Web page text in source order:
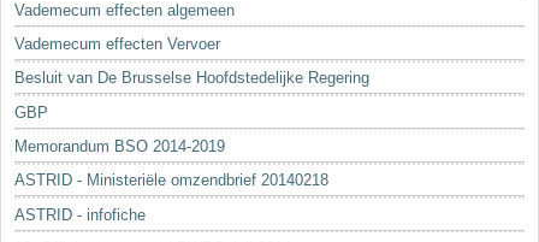
Vademecum effecten algemeen
Vademecum effecten Vervoer
Besluit van De Brusselse Hoofdstedelijke Regering
GBP
Memorandum BSO 2014-2019
ASTRID - Ministeriële omzendbrief 20140218
ASTRID - infofiche